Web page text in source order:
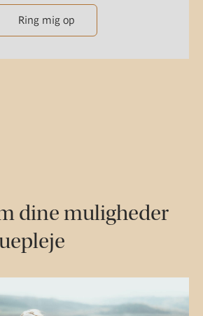
Ring mig op
dine muligheder